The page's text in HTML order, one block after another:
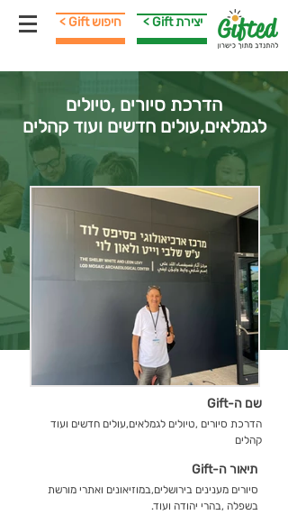
< Gift חיפוש < Gift יצירת
הדרכת סיורים ,טיולים
לגמלאים,עולים חדשים ועוד קהלים
שם ה-Gift
הדרכת סיורים ,טיולים לגמלאים,עולים חדשים ועוד
קהלים
תיאור ה-Gift
סיורים מענינים בירושלים,במוזיאונים ואתרי מורשת
בשפלה ,בהרי יהודה ועוד.